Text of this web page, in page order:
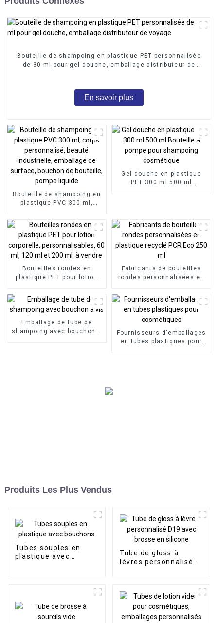
Bouteille de shampoing en plastique PET personnalisée
de 30 ml pour gel douche, emballage distributeur de
En savoir plus
Bouteille de shampoing en
plastique PVC 300 ml,
industrielle, emballage de
surface, bouchon de
bouteille, pompe liquide
Gel douche en plastique
PET 300 ml 500 ml
Bouteilles rondes en
plastique PET pour lotion
personnalisables, 60 ml,
120 ml et 200 ml, à vendre
Fabricants de bouteilles
rondes personnalisées en
250 ml
Emballage de tube de
shampoing avec bouchon à
Fournisseurs d'emballages
en tubes plastiques pour
Produits Les Plus Vendus
Tubes souples en
plastique avec
Tube de gloss à
lèvres personnalisé